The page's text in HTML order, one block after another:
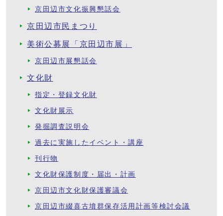
京田辺市文化振興懇話会
京田辺市民まつり
美術公募展「京田辺市展」
京田辺市展懇話会
文化財
指定・登録文化財
文化財展示
発掘調査説明会
過去に実施したイベント・講座
刊行物
文化財保護制度・届出・計画
京田辺市文化財保護審議会
京田辺市綴喜古墳群保存活用計画等検討会議